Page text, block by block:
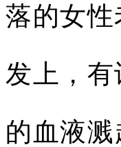
落的女
发上，
的血液